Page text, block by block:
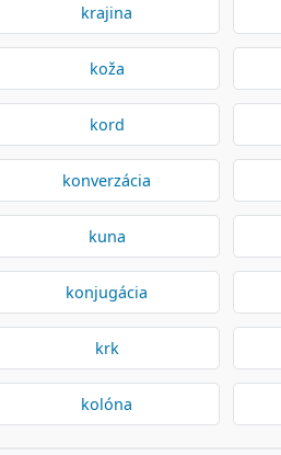
krajina
koža
kord
konverzácia
kuna
konjugácia
krk
kolóna